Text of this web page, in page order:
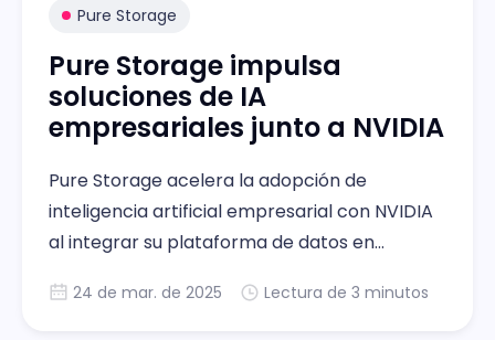
Pure Storage
Pure Storage impulsa
soluciones de IA
empresariales junto a NVIDIA
Pure Storage acelera la adopción de
inteligencia artificial empresarial con NVIDIA
al integrar su plataforma de datos en
24 de mar. de 2025 Lectura de 3 minutos